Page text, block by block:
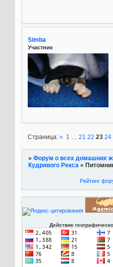
Simba
Участник
Страница: « 1 … 21 22 23 24
» Форум о всех домашних
Кудрявого Рекса »
Рейтинг
Действие